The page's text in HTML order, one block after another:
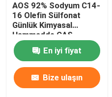
İnce Kimyasal Ara
Tarımsal kimyasal ara
Temel Organik Kimyasallar
AOS 92% Sodyum C14-
16 Olefin Sülfonat
Günlük Kimyasal
Hammadde CAS
68439-57-6
En iyi fiyat
Bize ulaşın